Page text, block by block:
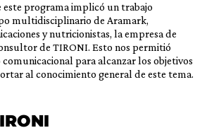
este programa implicó un trabajo
multidisciplinario de Aramark,
y nutricionistas, la empresa de
de TIRONI. Esto nos permitió
para alcanzar los objetivos
al conocimiento general de este tema.